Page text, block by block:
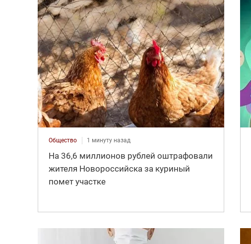
Общество 1 минуту назад
На 36,6 миллионов рублей оштрафовали
жителя Новороссийска за куриный
помет участке